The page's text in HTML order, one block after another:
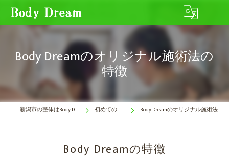
Body Dreamのオリジナル施術法の
特徴
新潟市の整体はBody Dream 初めての方へ Body Dreamのオリジナル施術法の特徴
Body Dreamの特徴